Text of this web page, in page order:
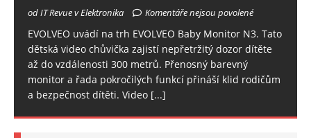
od IT Revue v Elektronika Komentáře nejsou povolené
EVOLVEO uvádí na trh EVOLVEO Baby Monitor N3. Tato
dětská video chůvička zajistí nepřetržitý dozor dítěte
až do vzdálenosti 300 metrů. Přenosný barevný
monitor a řada pokročilých funkcí přináší klid rodičům
a bezpečnost dítěti. Video [...]